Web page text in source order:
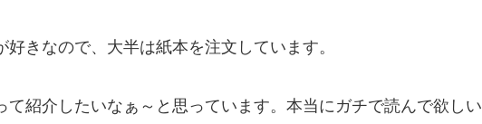
きなので、大半は紙本を注文しています。
て紹介したいなぁ～と思っています。本当にガチで読んで欲しい